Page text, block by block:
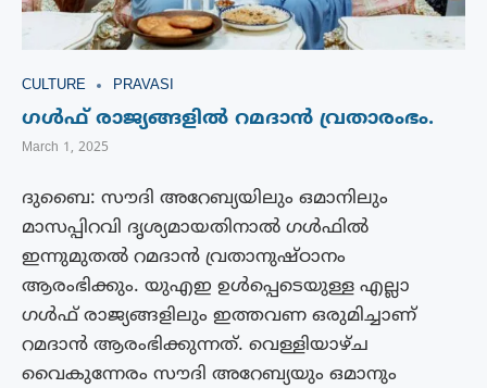
CULTURE PRAVASI
ഗൾഫ് രാജ്യങ്ങളിൽ റമദാൻ വ്രതാരംഭം.
March 1, 2025
ദുബൈ: സൗദി അറേബ്യയിലും ഒമാനിലും
മാസപ്പിറവി ദൃശ്യമായതിനാൽ ഗൾഫിൽ
ഇന്നുമുതൽ റമദാൻ വ്രതാനുഷ്ഠാനം
ആരംഭിക്കും. യുഎഇ ഉൾപ്പെടെയുള്ള എല്ലാ
ഗൾഫ് രാജ്യങ്ങളിലും ഇത്തവണ ഒരുമിച്ചാണ്
റമദാൻ ആരംഭിക്കുന്നത്. വെള്ളിയാഴ്ച
വൈകുന്നേരം സൗദി അറേബ്യയും ഒമാനും